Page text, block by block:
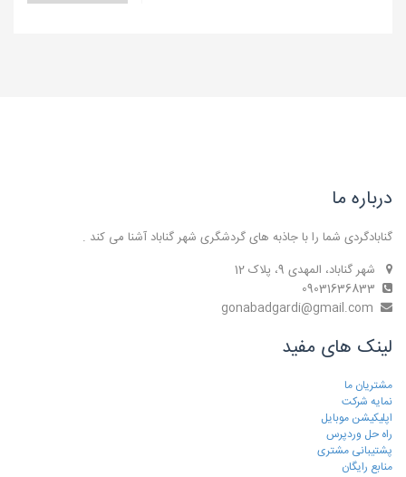
درباره ما
گنابادگردی شما را با جاذبه های گردشگری شهر گناباد آشنا می کند .
شهر گناباد، المهدی 9، پلاک 12
لینک های مفید
مشتریان ما
نمایه شرکت
اپلیکیشن موبایل
راه حل وردپرس
پشتیبانی مشتری
منابع رایگان